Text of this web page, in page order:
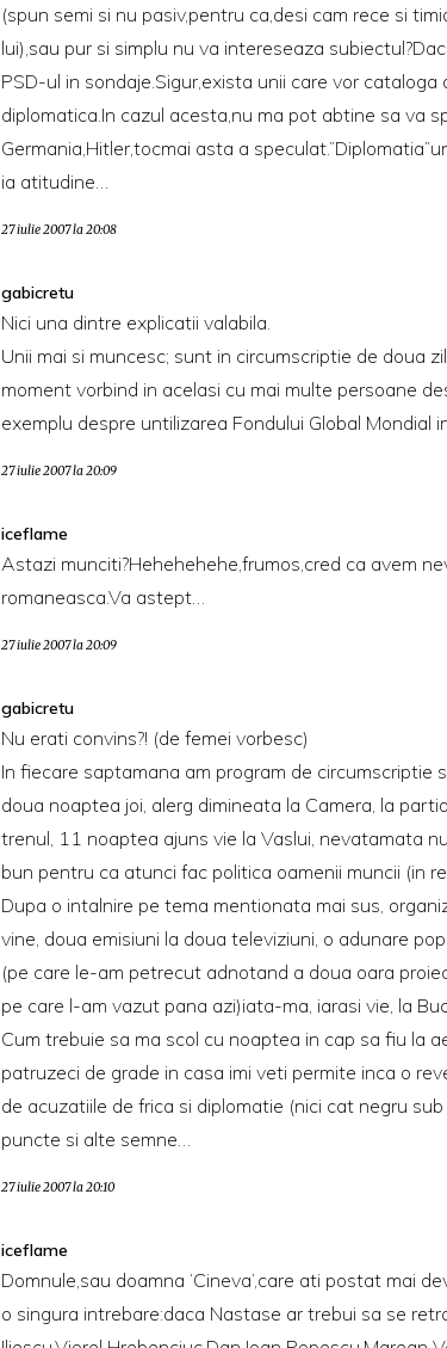
(spun semi si nu pasiv,pentru ca,desi cam rece si
lui),sau pur si simplu nu va intereseaza
PSD-ul in sondaje.Sigur,exista unii care vor
diplomatica.In cazul acesta,nu ma pot abtine sa va
Germania,Hitler,tocmai asta a
ia atitudine…
27 iulie 2007 la 20:08
gabicretu
Nici una dintre explicatii valabila.
Unii mai si muncesc; sunt in circumscriptie de doua
moment vorbind in acelasi cu mai multe persoane
exemplu despre untilizarea Fondului Global Mondial
27 iulie 2007 la 20:09
iceflame
Astazi munciti?Hehehehehe,frumos,cred ca avem
romaneasca.Va astept…
27 iulie 2007 la 20:09
gabicretu
Nu erati convins?! (de femei vorbesc)
In fiecare saptamana am program de circumscriptie
doua noaptea joi, alerg dimineata la Camera, la
trenul, 11 noaptea ajuns vie la Vaslui, nevatamata
bun pentru ca atunci fac politica oamenii muncii (in
Dupa o intalnire pe tema mentionata mai sus,
vine, doua emisiuni la doua televiziuni, o adunare
(pe care le-am petrecut adnotand a doua oara
pe care l-am vazut pana azi)iata-ma, iarasi vie, la
Cum trebuie sa ma scol cu noaptea in cap sa fiu la
patruzeci de grade in casa imi veti permite inca o
de acuzatiile de frica si diplomatie (nici cat negru
puncte si alte semne…
27 iulie 2007 la 20:10
iceflame
Domnule,sau doamna ‘Cineva’,care ati postat mai
o singura intrebare:daca Nastase ar trebui sa se